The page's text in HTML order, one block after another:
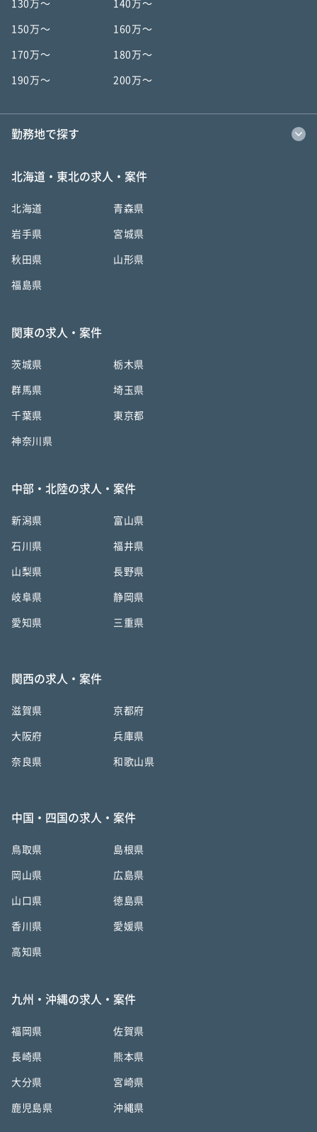
130万〜 140万〜
150万〜 160万〜
170万〜 180万〜
190万〜 200万〜
勤務地で探す
北海道・東北の求人・案件
北海道 青森県
岩手県 宮城県
秋田県 山形県
福島県
関東の求人・案件
茨城県 栃木県
群馬県 埼玉県
千葉県 東京都
神奈川県
中部・北陸の求人・案件
新潟県 富山県
石川県 福井県
山梨県 長野県
岐阜県 静岡県
愛知県 三重県
関西の求人・案件
滋賀県 京都府
大阪府 兵庫県
奈良県 和歌山県
中国・四国の求人・案件
鳥取県 島根県
岡山県 広島県
山口県 徳島県
香川県 愛媛県
高知県
九州・沖縄の求人・案件
福岡県 佐賀県
長崎県 熊本県
大分県 宮崎県
鹿児島県 沖縄県